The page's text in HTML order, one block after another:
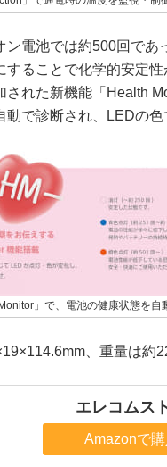
電池では約500回であ
することで化学的安定
された新機能「Health
で診断され、LEDの色
」で、電池の健康状態を自
、重量は約
エレコムス
Amazonで購